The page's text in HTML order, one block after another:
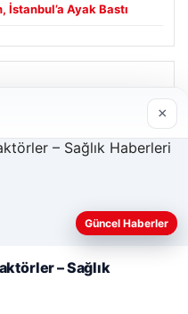
İstanbul’a Ayak Bastı
iyi anlayabilmek,
×
Güncel Haberler
– Sağlık